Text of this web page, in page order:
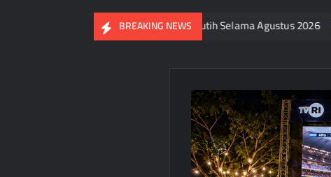
BREAKING NEWS
Warga Pasang Bendera Merah Putih Selama Agustus 2026